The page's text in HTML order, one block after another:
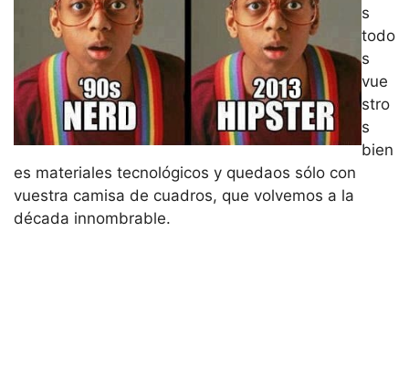
s
todo
s
vue
stro
s
bien
es materiales tecnológicos y quedaos sólo con
vuestra camisa de cuadros, que volvemos a la
década innombrable.